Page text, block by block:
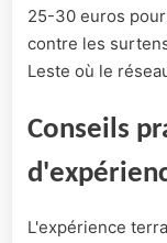
25-30 euros
contre les
Leste où le
Conseils
L'expérience